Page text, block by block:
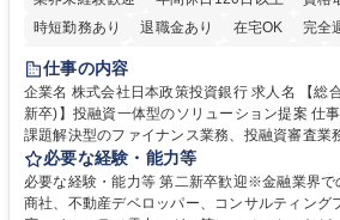
時短勤務あり
退職金あり 在宅OK 完全
駅近5分以内
食事補助あり
託児所あり
仕事の内容
企業名 株式会社日本政策投資銀行 求人名 【総合職/ポテンシャル採用(第2
新卒)】投融資一体型のソリューション提案 仕事の内容 DBJの総合職は、
課題解決型のファイナンス業務、投融資審査業
リー業務、地域戦略企画業務など、多様な業務
掛け合わせて広く社会に貢献していく職種です。 入社後は、横断的な
テーションを経て適性や専門性に応じたキャリ
必要な経験・能力等
必要な経験・能力等 第二新卒歓迎※金融業界で
商社、不動産デベロッパー、コンサルティング